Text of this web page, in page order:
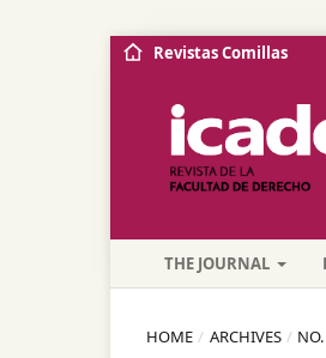
THE JOURNAL
Revistas Comillas
HOME / ARCHIVES /